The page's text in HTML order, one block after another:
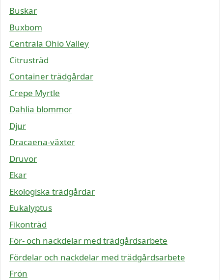
Buskar
Buxbom
Centrala Ohio Valley
Citrusträd
Container trädgårdar
Crepe Myrtle
Dahlia blommor
Djur
Dracaena-växter
Druvor
Ekar
Ekologiska trädgårdar
Eukalyptus
Fikonträd
För- och nackdelar med trädgårdsarbete
Fördelar och nackdelar med trädgårdsarbete
Frön